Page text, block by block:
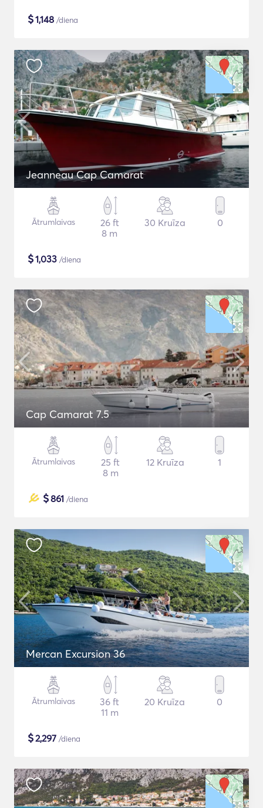
$1,148 /diena
Jeanneau Cap Camarat
Ātrumlaivas
26 ft
8 m
30 Kruīza 0
$1,033 /diena
Cap Camarat 7.5
Ātrumlaivas
25 ft
8 m
12 Kruīza 1
$861 /diena
Mercan Excursion 36
Ātrumlaivas
36 ft
11 m
20 Kruīza 0
$2,297 /diena